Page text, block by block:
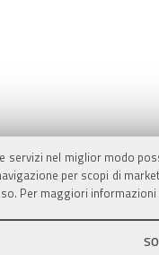
servizi nel miglior modo
per scopi di
Per maggiori